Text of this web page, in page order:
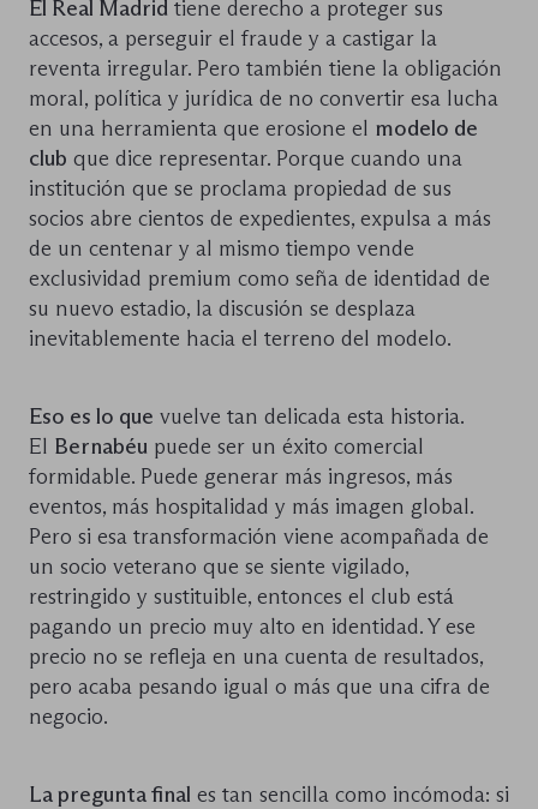
El Real Madrid tiene derecho a proteger sus
accesos, a perseguir el fraude y a castigar la
reventa irregular. Pero también tiene la obligación
moral, política y jurídica de no convertir esa lucha
en una herramienta que erosione el modelo de
club que dice representar. Porque cuando una
institución que se proclama propiedad de sus
socios abre cientos de expedientes, expulsa a más
de un centenar y al mismo tiempo vende
exclusividad premium como seña de identidad de
su nuevo estadio, la discusión se desplaza
inevitablemente hacia el terreno del modelo.
Eso es lo que vuelve tan delicada esta historia.
El Bernabéu puede ser un éxito comercial
formidable. Puede generar más ingresos, más
eventos, más hospitalidad y más imagen global.
Pero si esa transformación viene acompañada de
un socio veterano que se siente vigilado,
restringido y sustituible, entonces el club está
pagando un precio muy alto en identidad. Y ese
precio no se refleja en una cuenta de resultados,
pero acaba pesando igual o más que una cifra de
negocio.
La pregunta final es tan sencilla como incómoda: si